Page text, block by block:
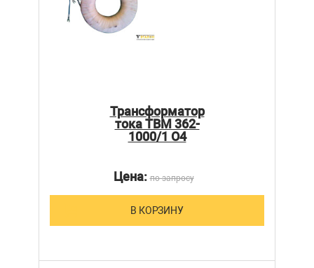
Трансформатор
тока ТВМ 362-
1000/1 О4
Цена:по запросу
В КОРЗИНУ